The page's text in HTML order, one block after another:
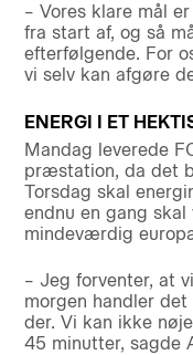
– Vores klare mål
fra start af, og så
efterfølgende. For
vi selv kan afgøre
ENERGI I ET
Mandag leverede
præstation, da det
Torsdag skal
endnu en gang
mindeværdig
– Jeg forventer, at
morgen handler
der. Vi kan ikke
45 minutter, sagde